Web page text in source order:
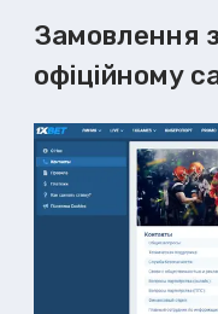
Замовлення
офіційному